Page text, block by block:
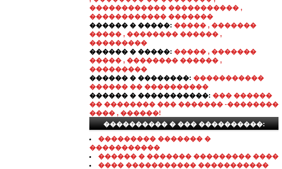
������������ ����������� ,
������������ �������
������ � �����: ����� , �������
����� , �������� ������ ,
���������
������ � �����: ����� , �������
����� , �������� ������ ,
���������
������ � ��������: �����������
������ �� ����������
������ � �����������: ��� ������
�� �������� ��� ������� -��������
���� , ������!
���������� � ��� ����������:
��������� ������� �
�����������
������ � ������� ��������� ����
���� ����������� �����������